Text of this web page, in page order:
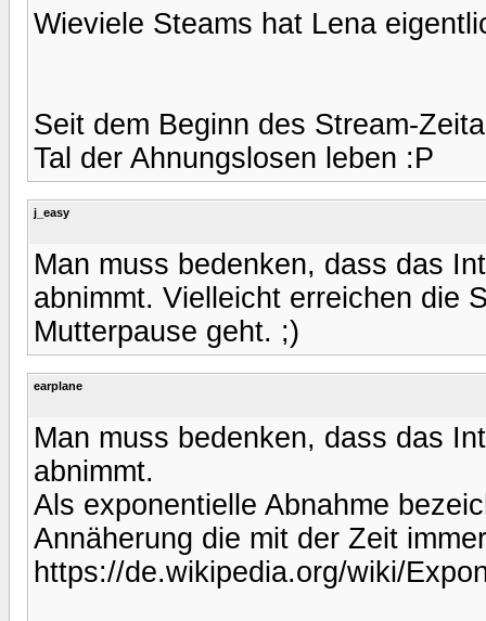
Wieviele Steams hat Lena
Seit dem Beginn des Stream-
Tal der Ahnungslosen leben :P
j_easy
Man muss bedenken, dass das
abnimmt. Vielleicht erreichen die
Mutterpause geht. ;)
earplane
Man muss bedenken, dass das
abnimmt.
Als exponentielle Abnahme
Annäherung die mit der Zeit
https://de.wikipedia.org/wiki/